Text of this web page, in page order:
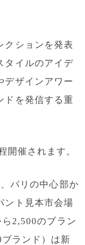
クションを発表
タイルのアイデ
デザインアワー
ドを発信する重
開催されます。
パリの中心部か
ント見本市会場
2,500のブラン
ランド）は新